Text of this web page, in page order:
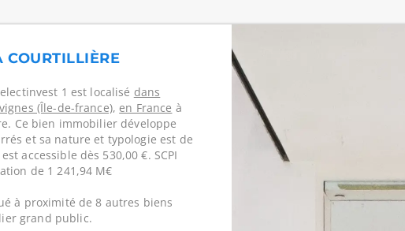
1 est localisé dans
(Île-de-france), en France à
Ce bien immobilier développe
et sa nature et typologie est de
accessible dès 530,00 €. SCPI
de 1 241,94 M€
à proximité de 8 autres biens
grand public.